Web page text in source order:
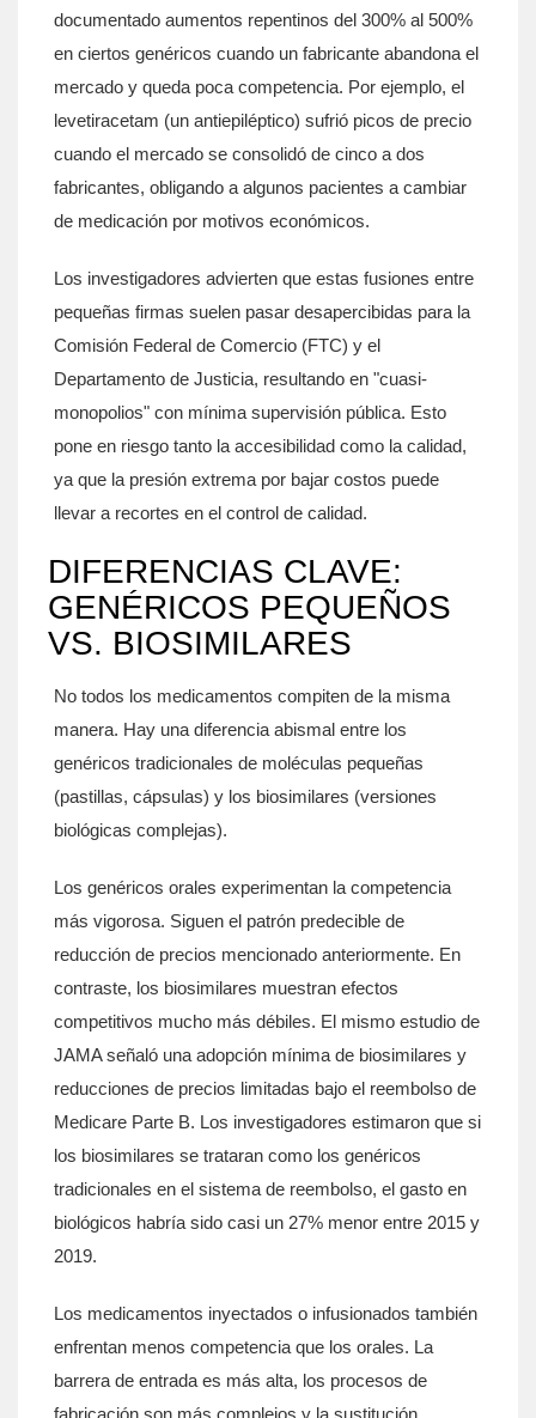
documentado aumentos repentinos del 300% al 500%
en ciertos genéricos cuando un fabricante abandona el
mercado y queda poca competencia. Por ejemplo, el
levetiracetam (un antiepiléptico) sufrió picos de precio
cuando el mercado se consolidó de cinco a dos
fabricantes, obligando a algunos pacientes a cambiar
de medicación por motivos económicos.
Los investigadores advierten que estas fusiones entre
pequeñas firmas suelen pasar desapercibidas para la
Comisión Federal de Comercio (FTC) y el
Departamento de Justicia, resultando en "cuasi-
monopolios" con mínima supervisión pública. Esto
pone en riesgo tanto la accesibilidad como la calidad,
ya que la presión extrema por bajar costos puede
llevar a recortes en el control de calidad.
DIFERENCIAS CLAVE:
GENÉRICOS PEQUEÑOS
VS. BIOSIMILARES
No todos los medicamentos compiten de la misma
manera. Hay una diferencia abismal entre los
genéricos tradicionales de moléculas pequeñas
(pastillas, cápsulas) y los biosimilares (versiones
biológicas complejas).
Los genéricos orales experimentan la competencia
más vigorosa. Siguen el patrón predecible de
reducción de precios mencionado anteriormente. En
contraste, los biosimilares muestran efectos
competitivos mucho más débiles. El mismo estudio de
JAMA señaló una adopción mínima de biosimilares y
reducciones de precios limitadas bajo el reembolso de
Medicare Parte B. Los investigadores estimaron que si
los biosimilares se trataran como los genéricos
tradicionales en el sistema de reembolso, el gasto en
biológicos habría sido casi un 27% menor entre 2015 y
2019.
Los medicamentos inyectados o infusionados también
enfrentan menos competencia que los orales. La
barrera de entrada es más alta, los procesos de
fabricación son más complejos y la sustitución